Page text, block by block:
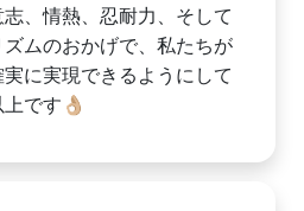
、情熱、忍耐力、そして
ムのおかげで、私たちが
に実現できるようにして
です👌🏼